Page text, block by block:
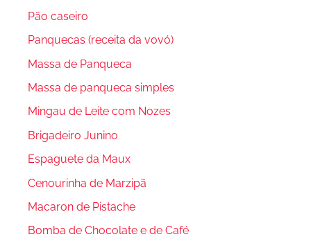
Pão caseiro
Panquecas (receita da vovó)
Massa de Panqueca
Massa de panqueca simples
Mingau de Leite com Nozes
Brigadeiro Junino
Espaguete da Maux
Cenourinha de Marzipã
Macaron de Pistache
Bomba de Chocolate e de Café